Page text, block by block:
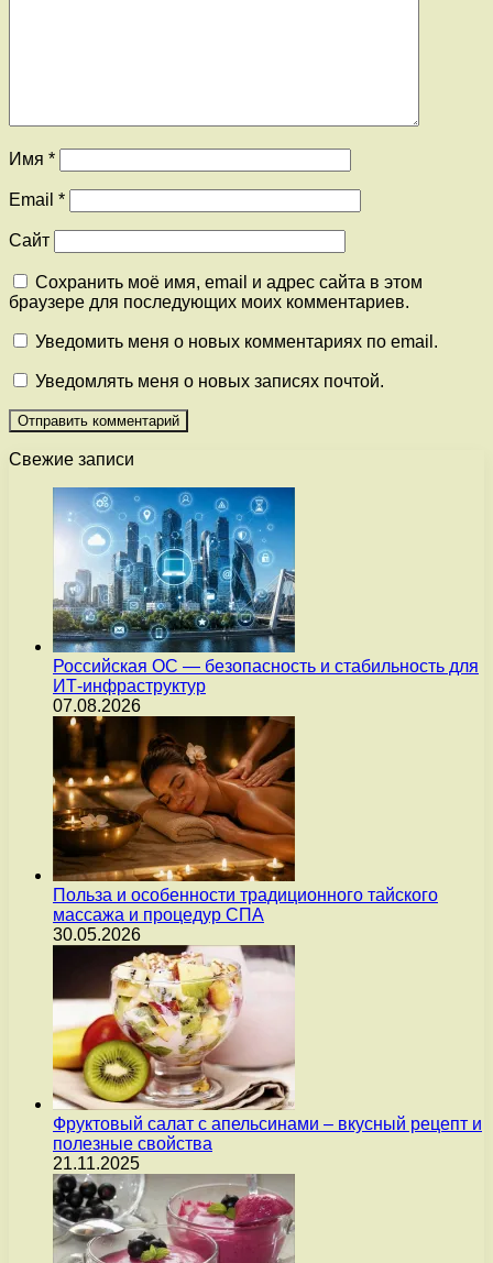
Имя *
Email *
Сайт
Сохранить моё имя, email и адрес сайта в этом
браузере для последующих моих комментариев.
Уведомить меня о новых комментариях по email.
Уведомлять меня о новых записях почтой.
Свежие записи
Российская ОС — безопасность и стабильность для
ИТ-инфраструктур
07.08.2026
Польза и особенности традиционного тайского
массажа и процедур СПА
30.05.2026
Фруктовый салат с апельсинами – вкусный рецепт и
полезные свойства
21.11.2025